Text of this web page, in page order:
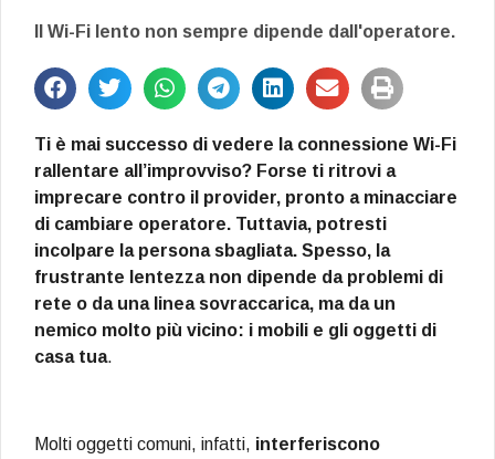
Il Wi-Fi lento non sempre dipende dall'operatore.
Ti è mai successo di vedere la connessione Wi-Fi
rallentare all’improvviso? Forse ti ritrovi a
imprecare contro il provider, pronto a minacciare
di cambiare operatore. Tuttavia, potresti
incolpare la persona sbagliata. Spesso, la
frustrante lentezza non dipende da problemi di
rete o da una linea sovraccarica, ma da un
nemico molto più vicino: i mobili e gli oggetti di
casa tua.
Molti oggetti comuni, infatti, interferiscono